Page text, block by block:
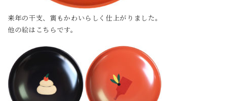
来年の干支、寅もかわいらしく仕上がりました。
他の絵はこちらです。